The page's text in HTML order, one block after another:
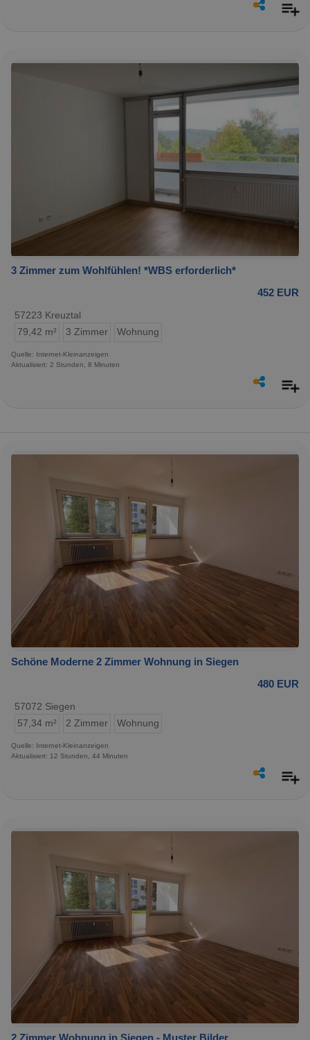
3 Zimmer zum Wohlfühlen! *WBS erforderlich*
452 EUR
57223 Kreuztal
79,42 m²
3 Zimmer Wohnung
Quelle: Internet-Kleinanzeigen
Aktualisiert: 2 Stunden, 8 Minuten
Schöne Moderne 2 Zimmer Wohnung in Siegen
480 EUR
57072 Siegen
57,34 m²
2 Zimmer Wohnung
Quelle: Internet-Kleinanzeigen
Aktualisiert: 12 Stunden, 44 Minuten